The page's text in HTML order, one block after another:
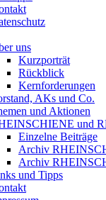
uns
Kurzporträt
Rückblick
Kernforderungen
AKs und Co.
und Aktionen
und
Einzelne Beiträge
Archiv
Archiv
und Tipps